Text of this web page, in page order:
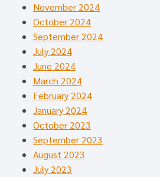
November 2024
October 2024
September 2024
July 2024
June 2024
March 2024
February 2024
January 2024
October 2023
September 2023
August 2023
July 2023